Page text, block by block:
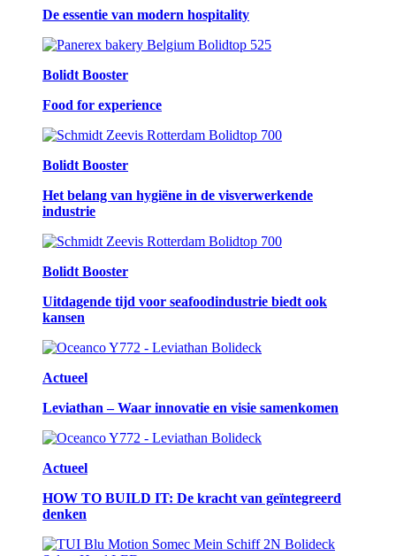
De essentie van modern hospitality
Bolidt Booster
Food for experience
Bolidt Booster
Het belang van hygiëne in de visverwerkende
industrie
Bolidt Booster
Uitdagende tijd voor seafoodindustrie biedt ook
kansen
Actueel
Leviathan – Waar innovatie en visie samenkomen
Actueel
HOW TO BUILD IT: De kracht van geïntegreerd
denken